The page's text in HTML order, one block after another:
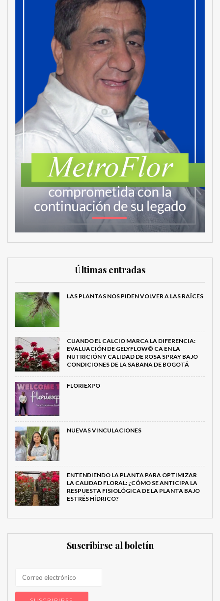
Últimas entradas
LAS PLANTAS NOS PIDEN VOLVER A LAS RAÍCES
CUANDO EL CALCIO MARCA LA DIFERENCIA:
EVALUACIÓN DE GELYFLOW® CA EN LA
NUTRICIÓN Y CALIDAD DE ROSA SPRAY BAJO
CONDICIONES DE LA SABANA DE BOGOTÁ
FLORIEXPO
NUEVAS VINCULACIONES
ENTENDIENDO LA PLANTA PARA OPTIMIZAR
LA CALIDAD FLORAL: ¿CÓMO SE ANTICIPA LA
RESPUESTA FISIOLÓGICA DE LA PLANTA BAJO
ESTRÉS HÍDRICO?
Suscribirse al boletín